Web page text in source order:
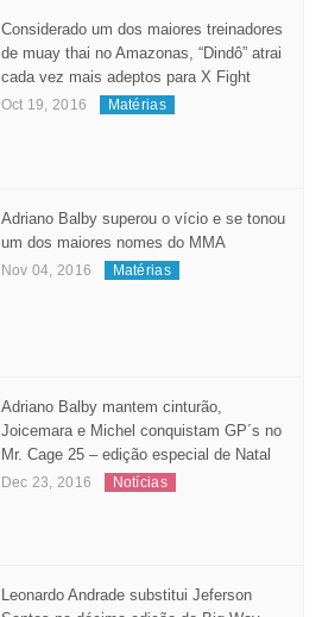
Considerado um dos maiores treinadores
de muay thai no Amazonas, “Dindô” atrai
cada vez mais adeptos para X Fight
Oct 19, 2016 Matérias
Adriano Balby superou o vício e se tonou
um dos maiores nomes do MMA
Nov 04, 2016 Matérias
Adriano Balby mantem cinturão,
Joicemara e Michel conquistam GP´s no
Mr. Cage 25 – edição especial de Natal
Dec 23, 2016 Notícias
Leonardo Andrade substitui Jeferson